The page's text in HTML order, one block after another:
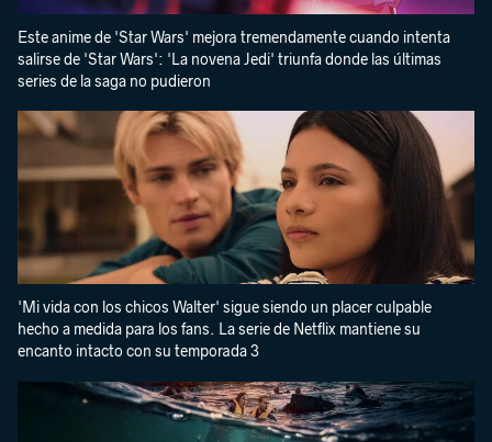
Este anime de 'Star Wars' mejora tremendamente cuando intenta
salirse de 'Star Wars': 'La novena Jedi' triunfa donde las últimas
series de la saga no pudieron
'Mi vida con los chicos Walter' sigue siendo un placer culpable
hecho a medida para los fans. La serie de Netflix mantiene su
encanto intacto con su temporada 3